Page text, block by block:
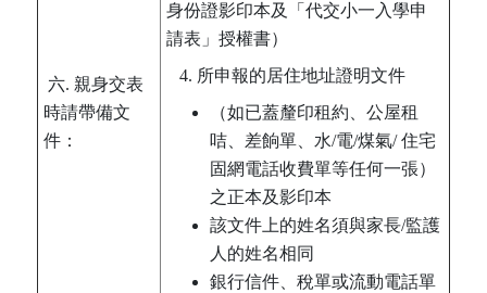
六. 親身交表
時請帶備文
件：
身份證影印本及「代交小一入學申
請表」授權書）
4. 所申報的居住地址證明文件
（如已蓋釐印租約、公屋租
咭、差餉單、水/電/煤氣/ 住宅
固網電話收費單等任何一張）
之正本及影印本
該文件上的姓名須與家長/監護
人的姓名相同
銀行信件、稅單或流動電話單